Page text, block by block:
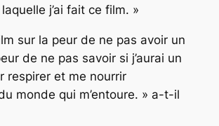
j’ai fait ce film. »
sur la peur de ne pas avoir un
de ne pas savoir si j’aurai un
respirer et me nourrir
monde qui m’entoure. » a-t-il